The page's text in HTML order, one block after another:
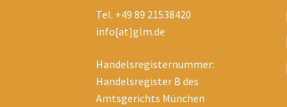
Tel. +49 89 21538420
info[at]glm.de
Handelsregisternummer:
Handelsregister B des
Amtsgerichts München